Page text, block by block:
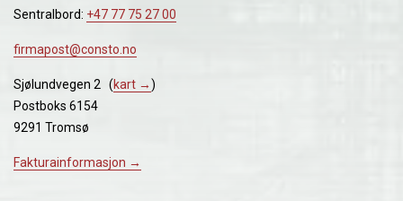
Sentralbord: +47 77 75 27 00
firmapost@consto.no
Sjølundvegen 2 (kart →)
Postboks 6154
9291 Tromsø
Fakturainformasjon →